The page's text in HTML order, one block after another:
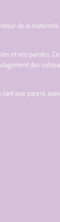
de la
et vos paroles.
des
que parent,